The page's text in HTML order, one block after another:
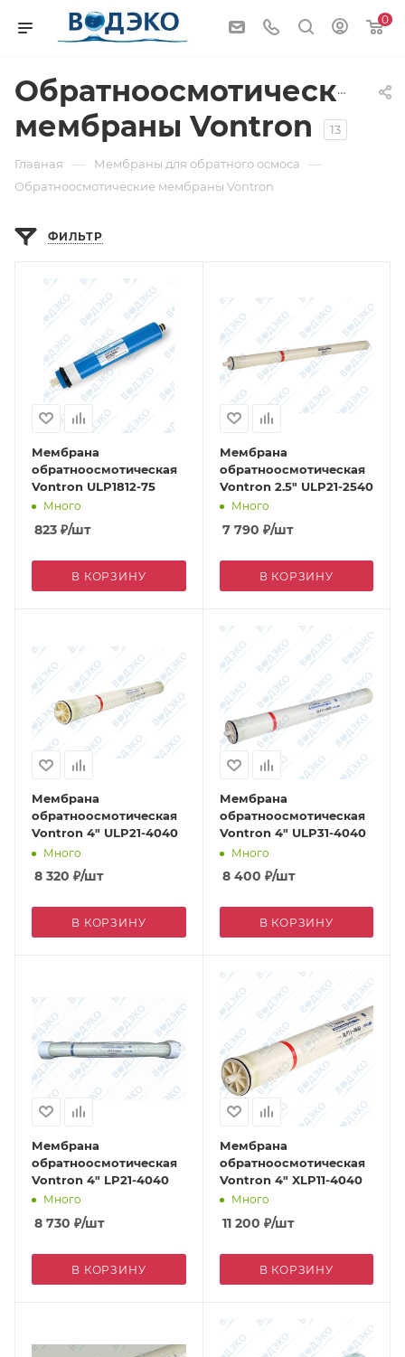
0
Обратноосмотические
мембраны Vontron
13
Главная — Мембраны для обратного осмоса —
Обратноосмотические мембраны Vontron
ФИЛЬТР
Мембрана
обратноосмотическая
Vontron ULP1812-75
Много
823 ₽/шт
В КОРЗИНУ
Мембрана
обратноосмотическая
Vontron 2.5" ULP21-2540
Много
7 790 ₽/шт
В КОРЗИНУ
Мембрана
обратноосмотическая
Vontron 4" ULP21-4040
Много
8 320 ₽/шт
В КОРЗИНУ
Мембрана
обратноосмотическая
Vontron 4" ULP31-4040
Много
8 400 ₽/шт
В КОРЗИНУ
Мембрана
обратноосмотическая
Vontron 4" LP21-4040
Много
8 730 ₽/шт
В КОРЗИНУ
Мембрана
обратноосмотическая
Vontron 4" XLP11-4040
Много
11 200 ₽/шт
В КОРЗИНУ